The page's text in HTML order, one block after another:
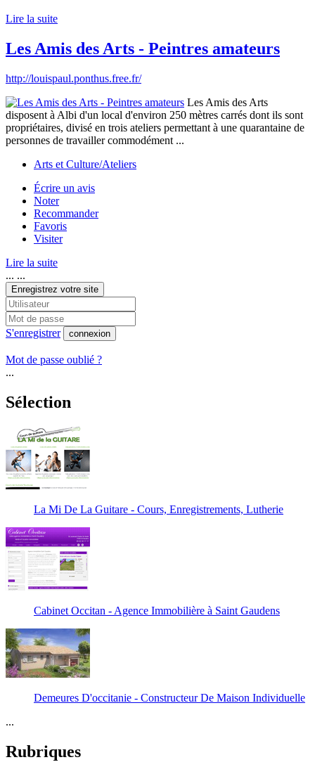
Lire la suite
Les Amis des Arts - Peintres amateurs
http://louispaul.ponthus.free.fr/
Les Amis des Arts
disposent à Albi d'un local d'environ 250 mètres carrés dont ils sont
propriétaires, divisé en trois ateliers permettant à une quarantaine de
personnes de travailler commodément ...
Arts et Culture/Ateliers
Écrire un avis
Noter
Recommander
Favoris
Visiter
Lire la suite
... ...
Enregistrez votre site
S'enregistrer connexion
Mot de passe oublié ?
...
Sélection
La Mi De La Guitare - Cours, Enregistrements, Lutherie
Cabinet Occitan - Agence Immobilière à Saint Gaudens
Demeures D'occitanie - Constructeur De Maison Individuelle
...
Rubriques